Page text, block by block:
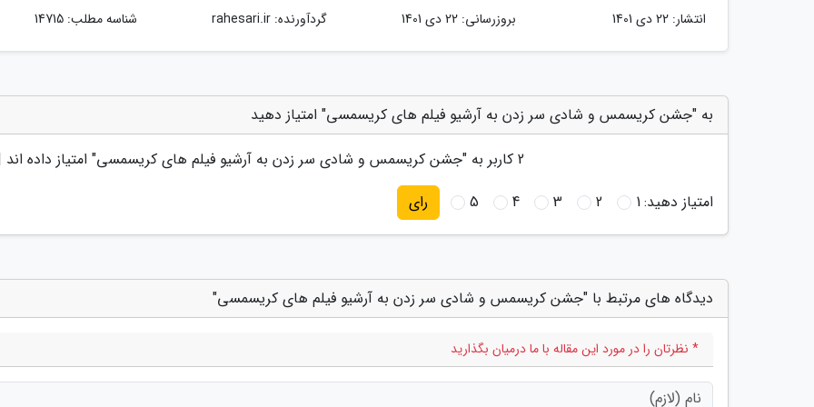
انتشار: 22 دی 1401 بروزرسانی: 22 دی 1401 گردآورنده:rahesari.ir شناسه مطلب: 14715
به "جشن کریسمس و شادی سر زدن به آرشیو فیلم های کریسمسی" امتیاز دهید
2 کاربر به "جشن کریسمس و شادی سر زدن به آرشیو فیلم های کریسمسی" امتیاز داده اند
امتیاز دهید:1
2
3
4
5 رای
دیدگاه های مرتبط با "جشن کریسمس و شادی سر زدن به آرشیو فیلم های کریسمسی"
* نظرتان را در مورد این مقاله با ما درمیان بگذارید